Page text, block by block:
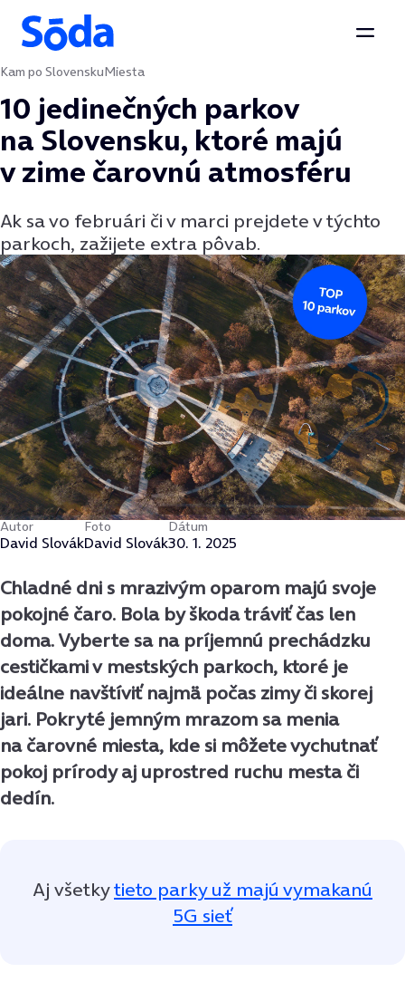
Preskočiť na obsah
Kam po SlovenskuMiesta
10 jedinečných parkov
na Slovensku, ktoré majú
v zime čarovnú atmosféru
Ak sa vo februári či v marci prejdete v týchto
parkoch, zažijete extra pôvab.
Autor
David Slovák
Foto
David Slovák
Dátum
30. 1. 2025
Chladné dni s mrazivým oparom majú svoje
pokojné čaro. Bola by škoda tráviť čas len
doma. Vyberte sa na príjemnú prechádzku
cestičkami v mestských parkoch, ktoré je
ideálne navštíviť najmä počas zimy či skorej
jari. Pokryté jemným mrazom sa menia
na čarovné miesta, kde si môžete vychutnať
pokoj prírody aj uprostred ruchu mesta či
dedín.
Aj všetkytieto parky už majú vymakanú
5G sieť